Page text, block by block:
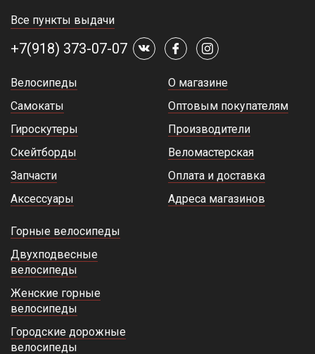
Все пункты выдачи
+7(918) 373-07-07
Велосипеды
Самокаты
Гироскутеры
Скейтборды
Запчасти
Аксессуары
О магазине
Оптовым покупателям
Производители
Веломастерская
Оплата и доставка
Адреса магазинов
Горные велосипеды
Двухподвесные
велосипеды
Женские горные
велосипеды
Городские дорожные
велосипеды